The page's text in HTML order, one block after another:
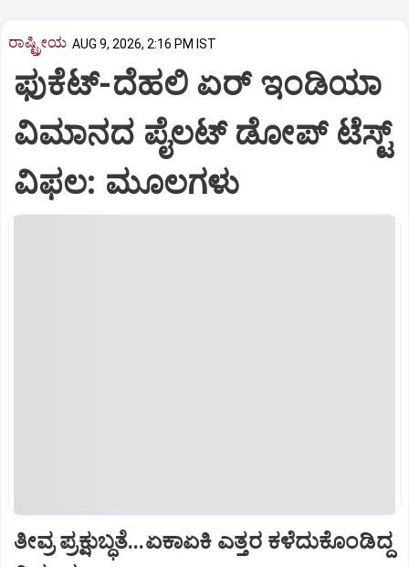
ರಾಷ್ಟ್ರೀಯ AUG 9, 2026, 2:16 PM IST
ಫುಕೆಟ್‌-ದೆಹಲಿ ಏರ್‌ ಇಂಡಿಯಾ
ವಿಮಾನದ ಪೈಲಟ್‌ ಡೋಪ್‌ ಟೆಸ್ಟ್‌
ವಿಫಲ: ಮೂಲಗಳು
ತೀವ್ರ ಪ್ರಕ್ಷುಬ್ಧತೆ...ಏಕಾಏಕಿ ಎತ್ತರ ಕಳೆದುಕೊಂಡಿದ್ದ